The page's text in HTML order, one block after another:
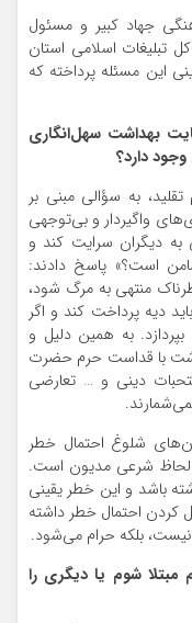
جهاد کبیر و مسئول
تبلیغات اسلامی استان
این مسئله پرداخته که
بهداشت سهل‌انگاری
دارد؟
به سؤالی مبنی بر
واگیردار و بی‌توجهی
دیگران سرایت کند و
است؟» پاسخ دادند:
منتهی به مرگ شود،
دیه پرداخت کند و اگر
به همین دلیل و
با قداست حرم حضرت
دینی و … تعارضی
شلوغ احتمال خطر
لحاظ شرعی مدیون است.
باشد و این خطر یقینی
کردن احتمال خطر داشته
بلکه حرام می‌شود.
شوم یا دیگری را